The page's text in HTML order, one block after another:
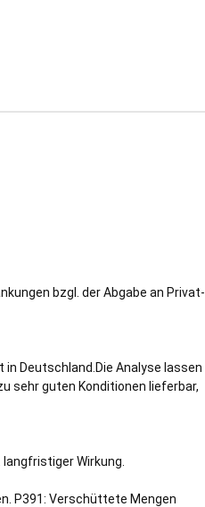
bzgl. der Abgabe an Privat-
Deutschland.Die Analyse lassen
sehr guten Konditionen lieferbar,
Wirkung.
P391: Verschüttete Mengen